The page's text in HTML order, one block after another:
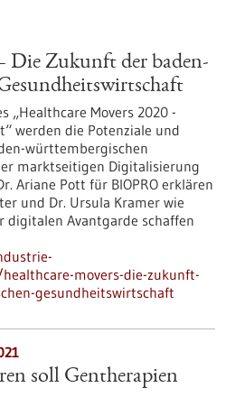
Die Zukunft der baden-
„Healthcare Movers 2020 -
werden die Potenziale und
württembergischen
marktseitigen Digitalisierung
Ariane Pott für BIOPRO erklären
und Dr. Ursula Kramer wie
digitalen Avantgarde schaffen
movers-die-zukunft-
gesundheitswirtschaft
soll Gentherapien